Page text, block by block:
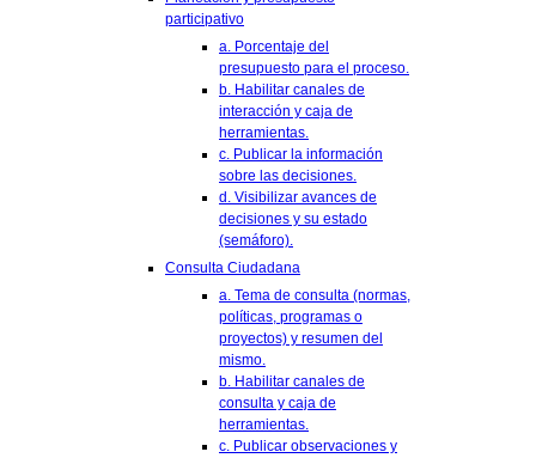
participativo
a. Porcentaje del
presupuesto para el proceso.
b. Habilitar canales de
interacción y caja de
herramientas.
c. Publicar la información
sobre las decisiones.
d. Visibilizar avances de
decisiones y su estado
(semáforo).
Consulta Ciudadana
a. Tema de consulta (normas,
políticas, programas o
proyectos) y resumen del
mismo.
b. Habilitar canales de
consulta y caja de
herramientas.
c. Publicar observaciones y